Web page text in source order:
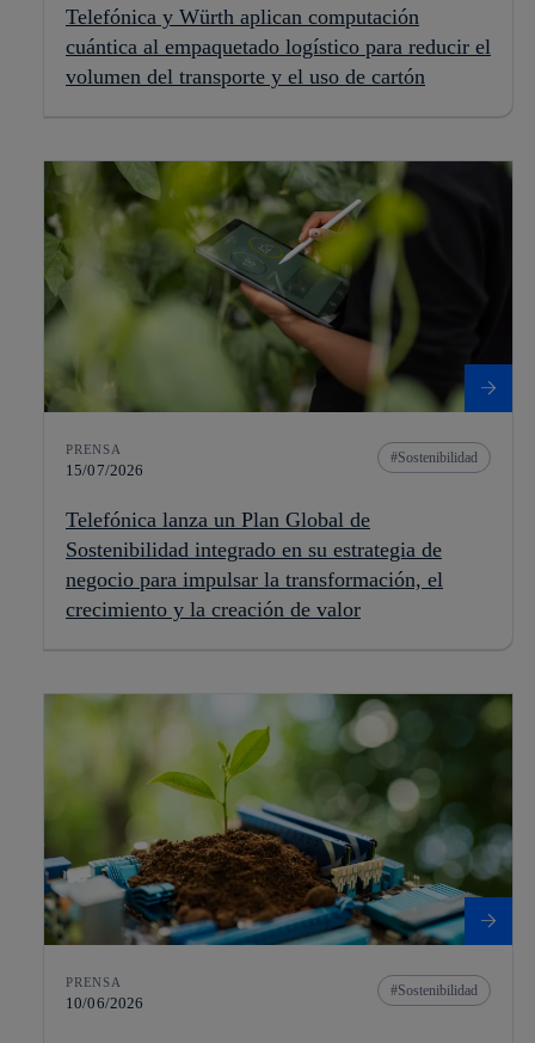
Telefónica y Würth aplican computación
cuántica al empaquetado logístico para reducir el
volumen del transporte y el uso de cartón
PRENSA
15/07/2026
Sostenibilidad
Telefónica lanza un Plan Global de
Sostenibilidad integrado en su estrategia de
negocio para impulsar la transformación, el
crecimiento y la creación de valor
PRENSA
10/06/2026
Sostenibilidad